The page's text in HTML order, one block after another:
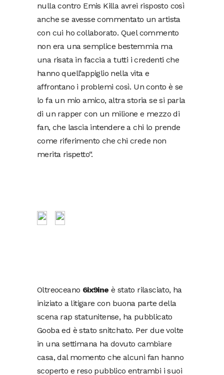
nulla contro Emis Killa avrei risposto così
anche se avesse commentato un artista
con cui ho collaborato. Quel commento
non era una semplice bestemmia ma
una risata in faccia a tutti i credenti che
hanno quell’appiglio nella vita e
affrontano i problemi così. Un conto è se
lo fa un mio amico, altra storia se si parla
di un rapper con un milione e mezzo di
fan, che lascia intendere a chi lo prende
come riferimento che chi crede non
merita rispetto“.
Oltreoceano 6ix9ine è stato rilasciato, ha
iniziato a litigare con buona parte della
scena rap statunitense, ha pubblicato
Gooba ed è stato snitchato. Per due volte
in una settimana ha dovuto cambiare
casa, dal momento che alcuni fan hanno
scoperto e reso pubblico entrambi i suoi